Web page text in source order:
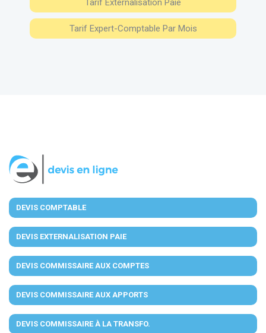
Tarif Externalisation Paie
Tarif Expert-Comptable Par Mois
DEVIS COMPTABLE
DEVIS EXTERNALISATION PAIE
DEVIS COMMISSAIRE AUX COMPTES
DEVIS COMMISSAIRE AUX APPORTS
DEVIS COMMISSAIRE À LA TRANSFO.